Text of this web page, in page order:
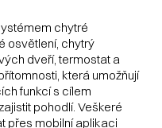
chytré
osvětlení, chytrý
dveří, termostat a
která umožňují
funkcí s cílem
pohodlí. Veškeré
přes mobilní aplikaci